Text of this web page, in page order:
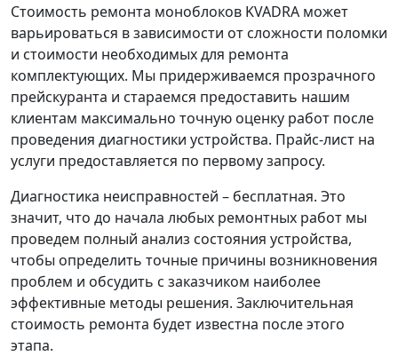
Стоимость ремонта моноблоков KVADRA может
варьироваться в зависимости от сложности поломки
и стоимости необходимых для ремонта
комплектующих. Мы придерживаемся прозрачного
прейскуранта и стараемся предоставить нашим
клиентам максимально точную оценку работ после
проведения диагностики устройства. Прайс-лист на
услуги предоставляется по первому запросу.
Диагностика неисправностей – бесплатная. Это
значит, что до начала любых ремонтных работ мы
проведем полный анализ состояния устройства,
чтобы определить точные причины возникновения
проблем и обсудить с заказчиком наиболее
эффективные методы решения. Заключительная
стоимость ремонта будет известна после этого
этапа.